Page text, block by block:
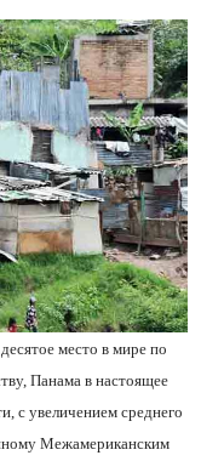
место в мире по
Панама в настоящее
с увеличением среднего
Межамериканским